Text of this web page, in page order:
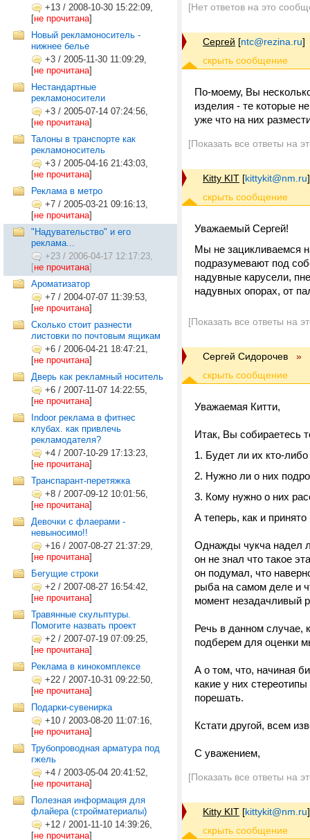
+13 / 2008-10-30 15:22:09,
[не прочитана]
Новый рекламоноситель -
нижнее белье
+3 / 2005-11-30 11:09:29,
[не прочитана]
Нестандартные
рекламоносители
+3 / 2005-07-14 07:24:56,
[не прочитана]
Талоны в транспорте как
рекламоноситель
+3 / 2005-04-16 21:43:03,
[не прочитана]
Реклама в метро
+7 / 2005-03-21 09:16:13,
[не прочитана]
"Надувательство" и его
реклама...
+23 / 2006-04-17 12:17:23,
[не прочитана]
Ароматизатор
+7 / 2004-07-07 11:39:53,
[не прочитана]
Сколько стоит разнести
листовки по почтовым ящикам
+6 / 2006-04-21 18:47:21,
[не прочитана]
Дверь как рекламный носитель
+6 / 2007-11-07 14:22:55,
[не прочитана]
Indoor реклама в фитнес
клубах. как привлечь
рекламодателя?
+4 / 2007-10-29 17:13:23,
[не прочитана]
Транспарант-перетяжка
+8 / 2007-09-12 10:01:56,
[не прочитана]
Девочки с флаерами -
невыносимо!!
+16 / 2007-08-27 21:37:29,
[не прочитана]
Бегущие строки
+2 / 2007-08-27 16:54:42,
[не прочитана]
Травянные скульптуры.
Помогите назвать проект
+2 / 2007-07-19 07:09:25,
[не прочитана]
Реклама в кинокомплексе
+22 / 2007-10-31 09:22:50,
[не прочитана]
Подарки-сувенирка
+10 / 2003-08-20 11:07:16,
[не прочитана]
Трубопроводная арматура под
гжель
+4 / 2003-05-04 20:41:52,
[не прочитана]
Полезная информация для
флайера (стройматериалы)
+12 / 2001-11-10 14:39:26,
[не прочитана]
[Нет ответов на это
Сергей [ntc@rezina.ru]
По-моему, Вы
изделия - те которые
уже что на них
[Показать все ответы на
Kitty KIT [kittykit@nm.ru]
Уважаемый Сергей!
Мы не зацикливаемся
подразумевают под
надувные карусели,
надувных опорах, от
[Показать все ответы на
Cергей Сидорочев »
Уважаемая Китти,
Итак, Вы собираетесь
Будет ли их кто-либо
Нужно ли о них
Кому нужно о них
А теперь, как и
Однажды чукча надел
он не знал что такое
он подумал, что
рыба на самом деле и
момент незадачливый
Речь в данном случае,
подберем для оценки
А о том, что, начиная
какие у них
порешать.
Кстати другой, всем
С уважением,
[Показать все ответы на
Kitty KIT [kittykit@nm.ru]